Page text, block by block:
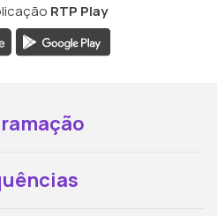
RTP Play